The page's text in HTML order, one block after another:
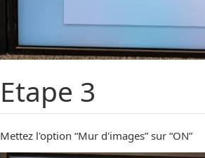
Etape 3
Mettez l'option “Mur d'images” sur “ON”